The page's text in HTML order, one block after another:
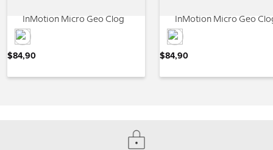
InMotion Micro Geo Clog
$84,90
InMotion Micro Geo
$84,90